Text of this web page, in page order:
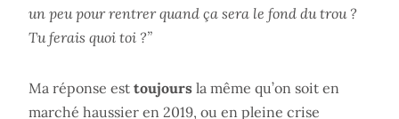
un peu pour rentrer quand ça sera le fond du trou ?
Tu ferais quoi toi ?”
Ma réponse est toujours la même qu’on soit en
marché haussier en 2019, ou en pleine crise